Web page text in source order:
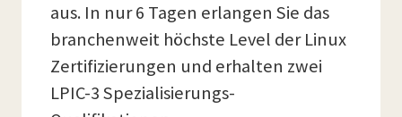
aus. In nur 6 Tagen erlangen Sie das
branchenweit höchste Level der Linux
Zertifizierungen und erhalten zwei
LPIC-3 Spezialisierungs-